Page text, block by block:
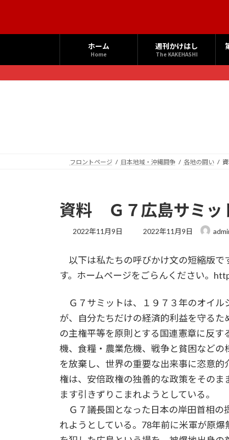
へ
ス
ョ
ン
ホーム
Home
週刊かけはし
The KAKEHASHI
フロントページ 日本地域・沖縄闘争 各地の闘い
資料 Ｇ７広島サミッ
2022年11月9日
最
新
日
時
2022年11月9日
以下は私たちの呼びかけ文の短縮版で
す。ホームページをごらんください。
Ｇ７サミットは、１９７３年のオイル
が、自分たちだけの経済的利益を守る
の主権平等を原則とする国連憲章に反
機、食糧・農業危機、戦争と貧困など
を放棄し、世界の重要な出来事に恣意
権は、安倍政権の独善的な政策をその
ます引きずりこまれようとしている。
Ｇ７議長国となった日本の岸田首相の
れようとしている。78年前に米軍が原爆